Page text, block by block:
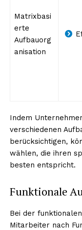
Matrixbasi
erte
Aufbauorg
anisation
Indem
verschiedenen
berücksichtigen,
wählen, die ihren
besten entspricht.
Funktionale
Bei der
Mitarbeiter nach